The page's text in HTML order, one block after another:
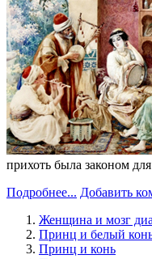
прихоть была законом
Подробнее... Добавить
Женщина и мозг
Принц и белый
Принц и конь